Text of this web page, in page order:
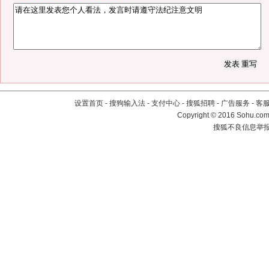
设置首页 - 搜狗输入法 - 支付中心 - 搜狐招聘 - 广告服务 - 客
Copyright©2016
搜狐不良信息举